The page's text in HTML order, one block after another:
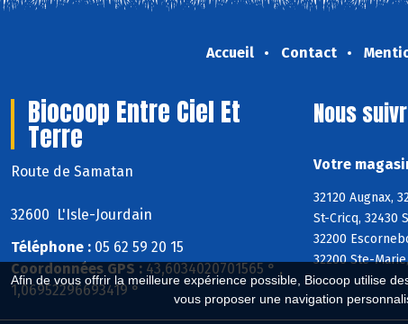
Afin de vous offrir la meilleure expérience possible, Biocoop utilise
vous proposer une navigation
Accueil Contact
Biocoop Entre Ciel Et
Terre
Route de Samatan
32600 L'Isle-Jourdain
Téléphone : 05 62 59 20 15
Coordonnées GPS : 43,6034020701565 ° ,
1,06952296693419 °
Nous
Votre
32120 Augnax,
St-Cricq, 32430
32200
32200 Ste-